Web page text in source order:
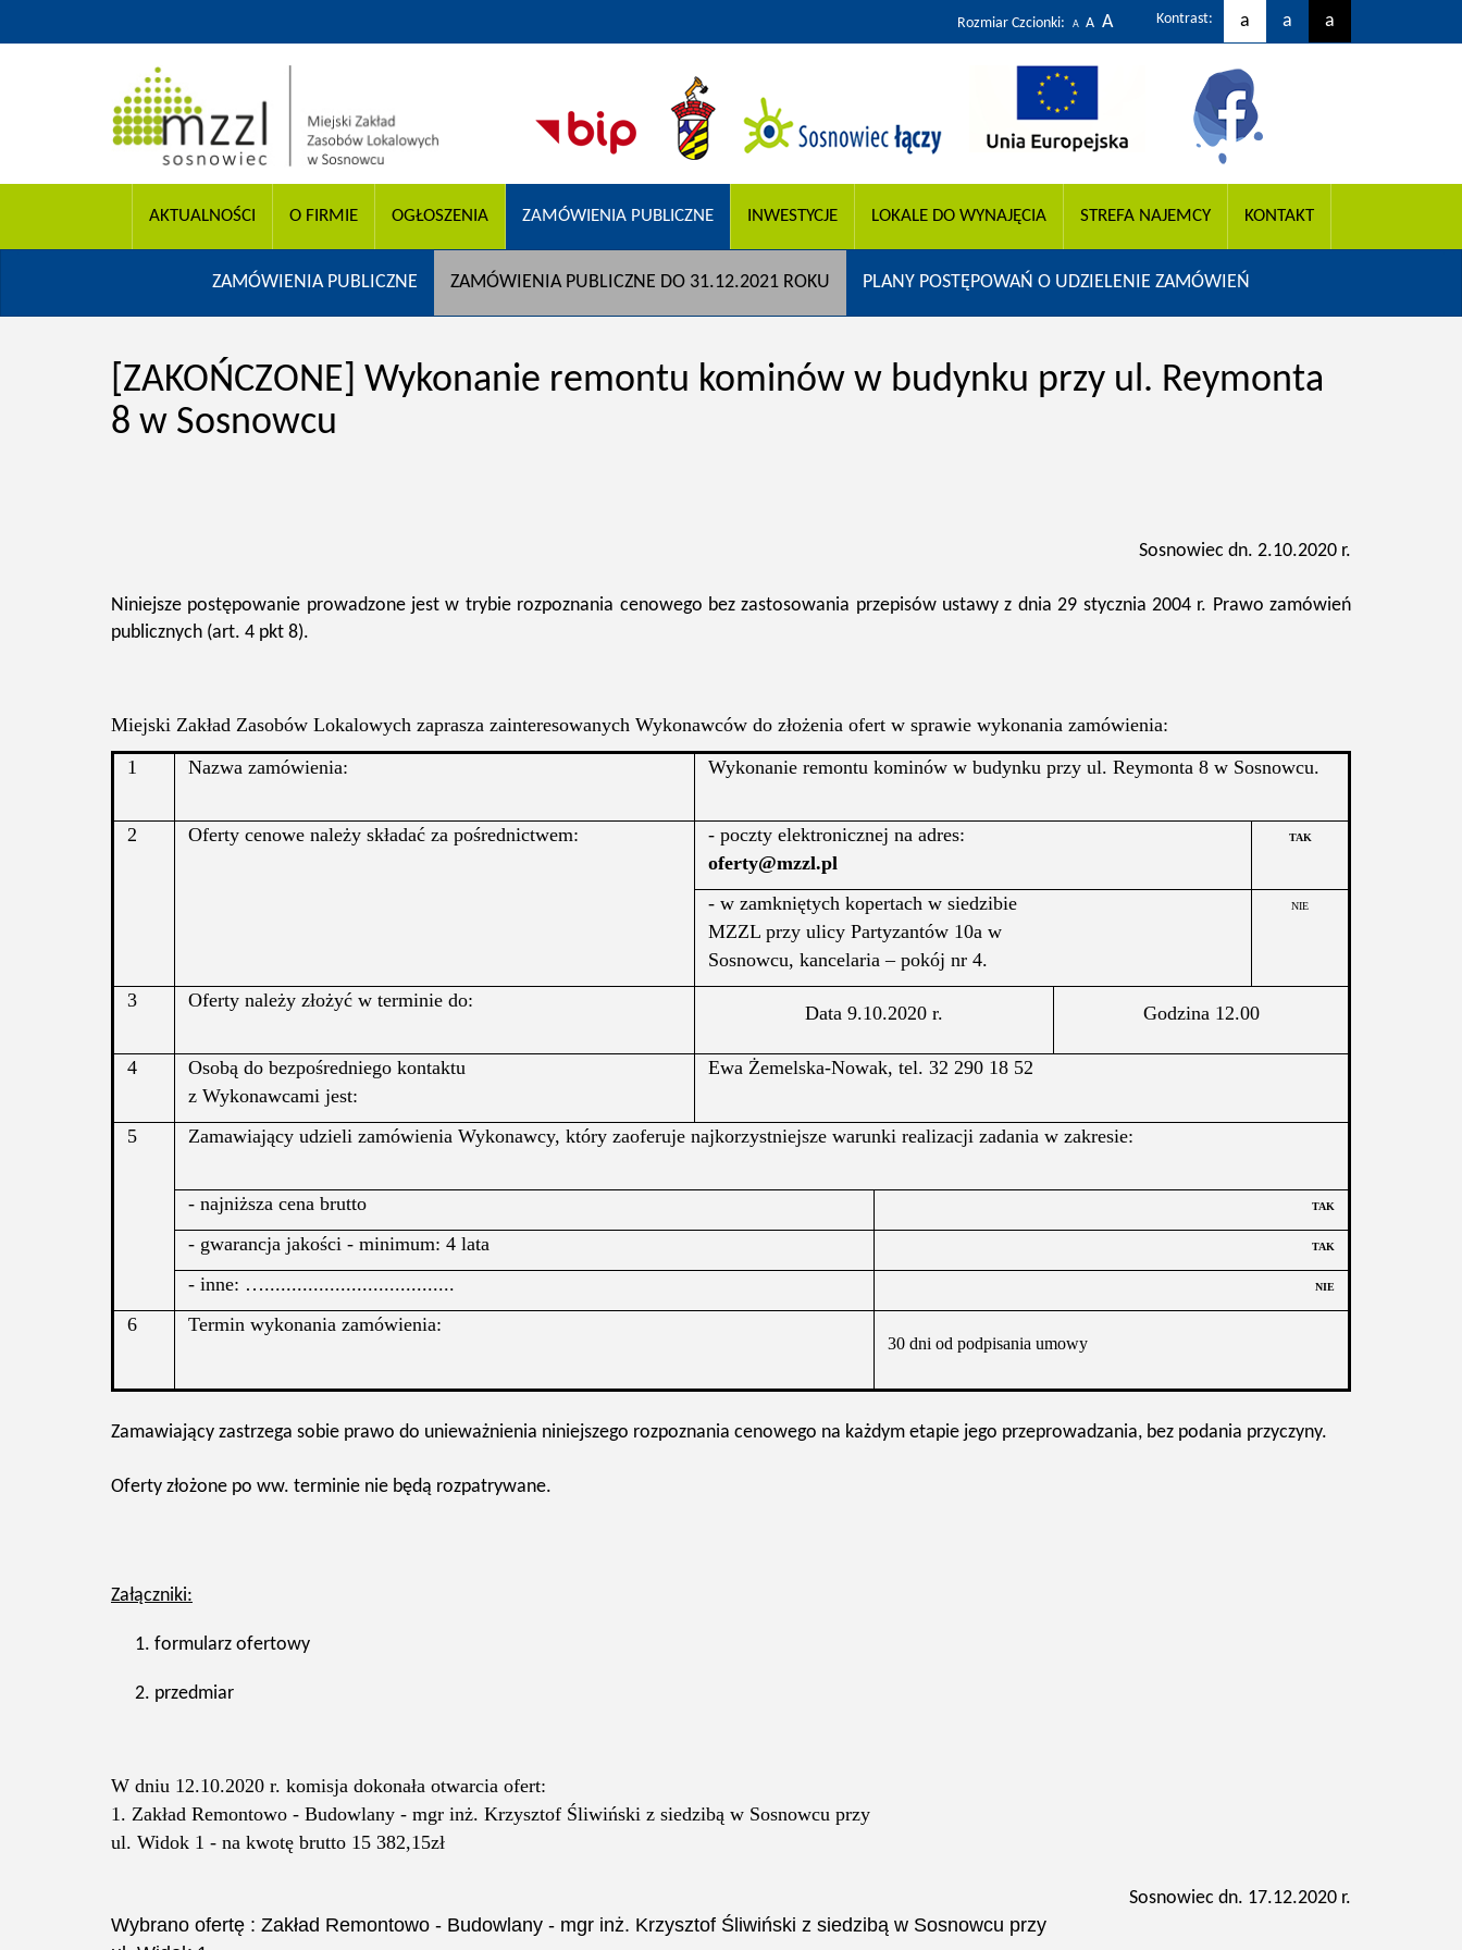
Rozmiar Czcionki: A A A Kontrast: a a a
AKTUALNOŚCI O FIRMIE OGŁOSZENIA ZAMÓWIENIA PUBLICZNE INWESTYCJE LOKALE DO WYNAJĘCIA STREFA NAJEMCY KONTAKT
ZAMÓWIENIA PUBLICZNE ZAMÓWIENIA PUBLICZNE DO 31.12.2021 ROKU PLANY POSTĘPOWAŃ O UDZIELENIE ZAMÓWIEŃ
[ZAKOŃCZONE] Wykonanie remontu kominów w budynku przy ul. Reymonta
8 w Sosnowcu
Sosnowiec dn. 2.10.2020 r.
Niniejsze postępowanie prowadzone jest w trybie rozpoznania cenowego bez zastosowania przepisów ustawy z dnia 29 stycznia 2004 r. Prawo zamówień
publicznych (art. 4 pkt 8).
Miejski Zakład Zasobów Lokalowych zaprasza zainteresowanych Wykonawców do złożenia ofert w sprawie wykonania zamówienia:
1
Nazwa zamówienia: Wykonanie remontu kominów w budynku przy ul. Reymonta 8 w Sosnowcu.
2 Oferty cenowe należy składać za pośrednictwem:
- poczty elektronicznej na adres:
oferty@mzzl.pl
TAK
- w zamkniętych kopertach w siedzibie
MZZL przy ulicy Partyzantów 10a w
Sosnowcu, kancelaria – pokój nr 4.
NIE
3 Oferty należy złożyć w terminie do:
Data 9.10.2020 r. Godzina 12.00
4
Osobą do bezpośredniego kontaktu
z Wykonawcami jest:
Ewa Żemelska-Nowak, tel. 32 290 18 52
5 Zamawiający udzieli zamówienia Wykonawcy, który zaoferuje najkorzystniejsze warunki realizacji zadania w zakresie:
- najniższa cena brutto TAK
- gwarancja jakości - minimum: 4 lata TAK
- inne: …................................... NIE
6 Termin wykonania zamówienia:
30 dni od podpisania umowy
Zamawiający zastrzega sobie prawo do unieważnienia niniejszego rozpoznania cenowego na każdym etapie jego przeprowadzania, bez podania przyczyny.
Oferty złożone po ww. terminie nie będą rozpatrywane.
Załączniki:
formularz ofertowy
przedmiar
W dniu 12.10.2020 r. komisja dokonała otwarcia ofert:
1. Zakład Remontowo - Budowlany - mgr inż. Krzysztof Śliwiński z siedzibą w Sosnowcu przy
ul. Widok 1 - na kwotę brutto 15 382,15zł
Sosnowiec dn. 17.12.2020 r.
Wybrano ofertę : Zakład Remontowo - Budowlany - mgr inż. Krzysztof Śliwiński z siedzibą w Sosnowcu przy